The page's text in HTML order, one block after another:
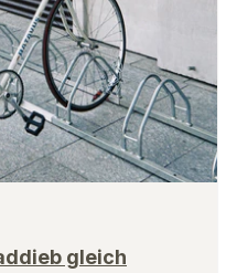
gleich